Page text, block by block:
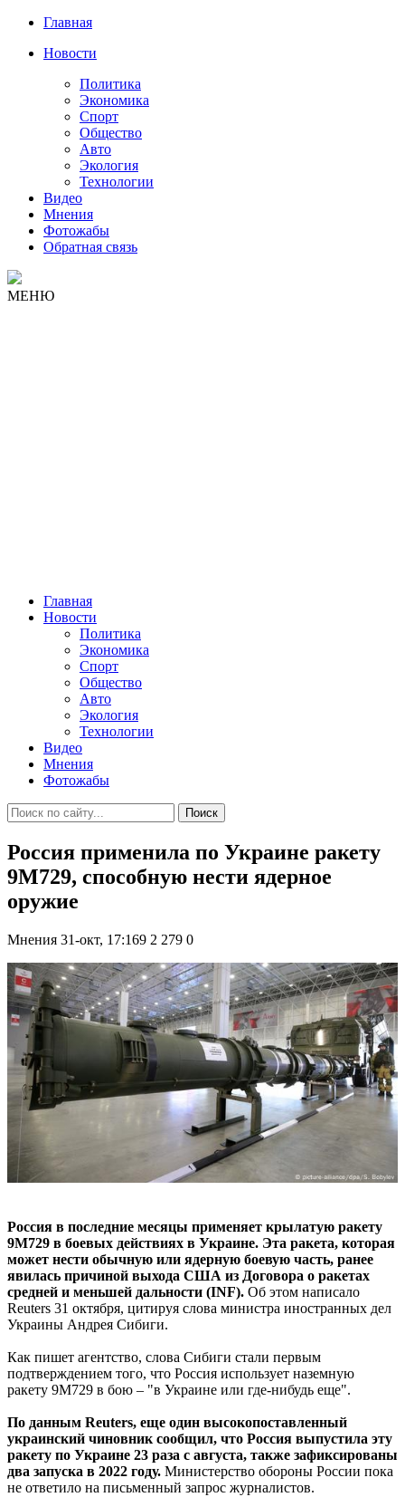
Главная
Новости
Политика
Экономика
Спорт
Общество
Авто
Экология
Технологии
Видео
Мнения
Фотожабы
Обратная связь
МЕНЮ
Главная
Новости
Политика
Экономика
Спорт
Общество
Авто
Экология
Технологии
Видео
Мнения
Фотожабы
Поиск
Россия применила по Украине ракету
9М729, способную нести ядерное
оружие
Мнения 31-окт, 17:169 2 279 0
Россия в последние месяцы применяет крылатую ракету
9M729 в боевых действиях в Украине. Эта ракета, которая
может нести обычную или ядерную боевую часть, ранее
явилась причиной выхода США из Договора о ракетах
средней и меньшей дальности (INF). Об этом написало
Reuters 31 октября, цитируя слова министра иностранных дел
Украины Андрея Сибиги.
Как пишет агентство, слова Сибиги стали первым
подтверждением того, что Россия использует наземную
ракету 9M729 в бою – "в Украине или где-нибудь еще".
По данным Reuters, еще один высокопоставленный
украинский чиновник сообщил, что Россия выпустила эту
ракету по Украине 23 раза с августа, также зафиксированы
два запуска в 2022 году. Министерство обороны России пока
не ответило на письменный запрос журналистов.